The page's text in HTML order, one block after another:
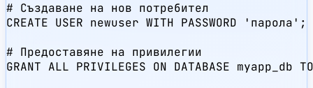
# Създаване на нов потребител
CREATE USER newuser WITH PASSWORD 'парола';
# Предоставяне на привилегии
GRANT ALL PRIVILEGES ON DATABASE myapp_db